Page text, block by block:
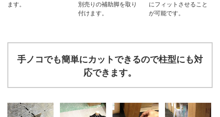
ます。
別売りの補助脚を取り
付けます。
にフィットさせること
が可能です。
手ノコでも簡単にカットできるので柱型にも対
応できます。